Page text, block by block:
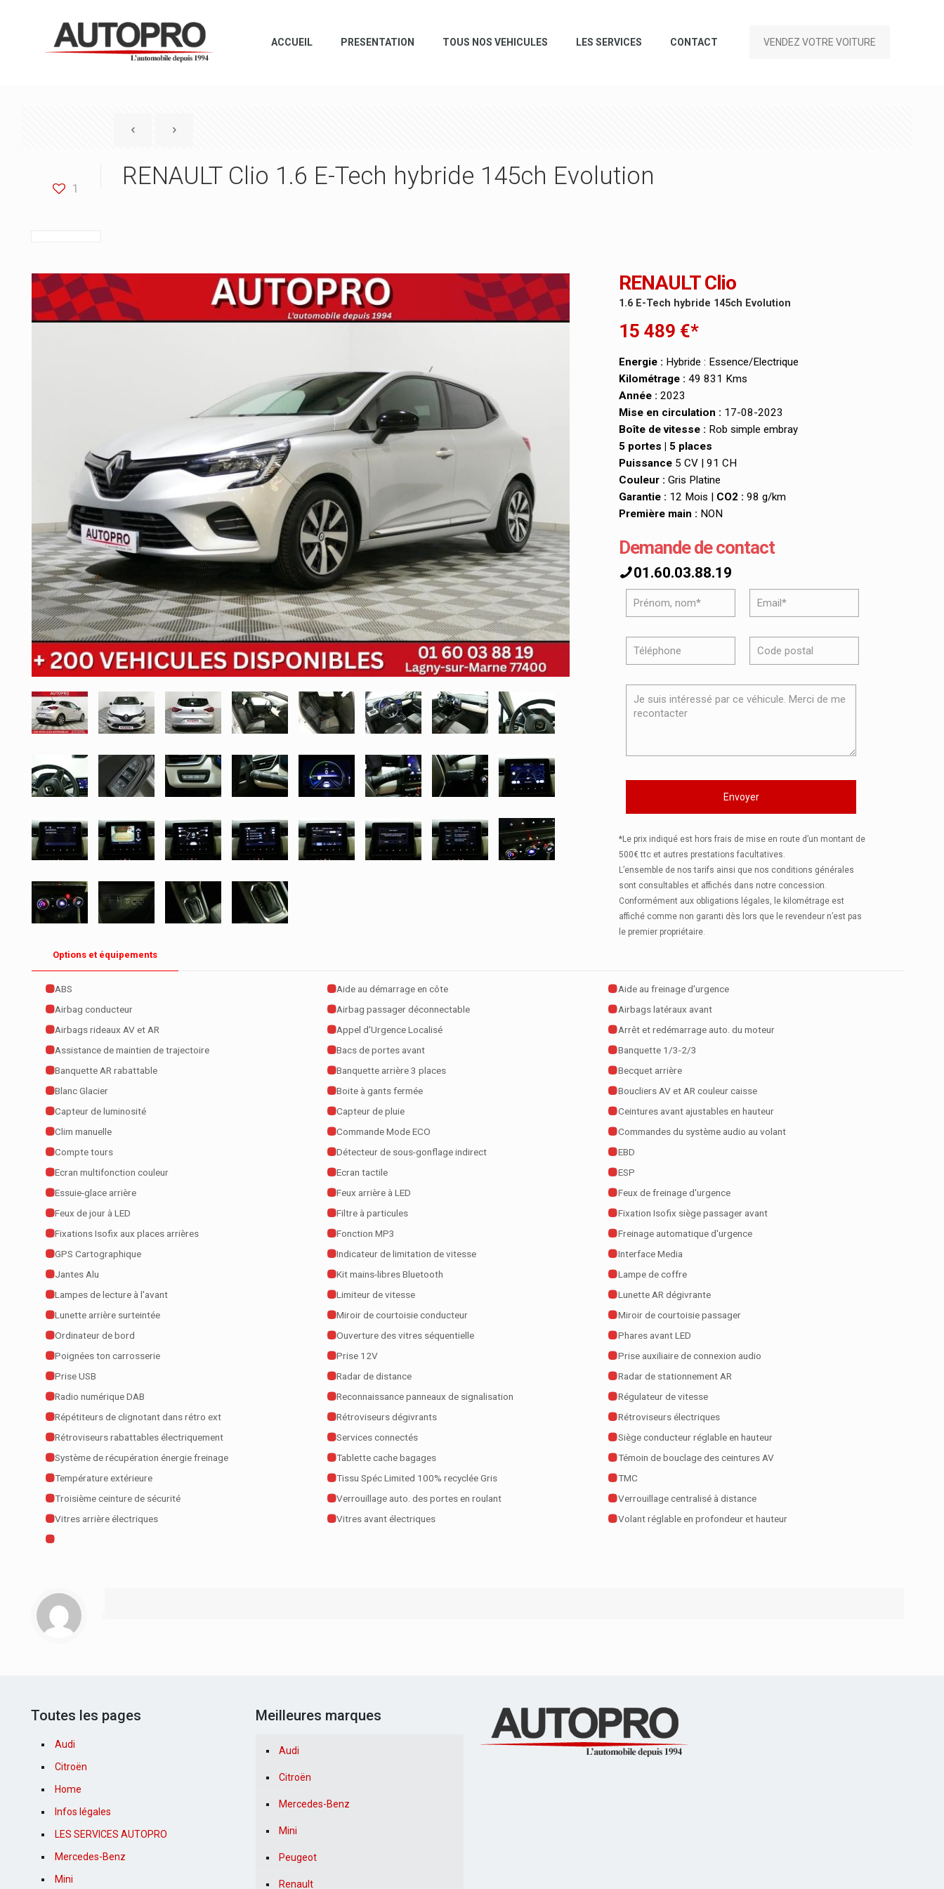
ACCUEIL PRESENTATION TOUS NOS VEHICULES LES SERVICES CONTACT VENDEZ VOTRE VOITURE
1 RENAULT Clio 1.6 E-Tech hybride 145ch Evolution
RENAULT Clio
1.6 E-Tech hybride 145ch Evolution
15 489 €*
Energie : Hybride : Essence/Electrique
Kilométrage : 49 831 Kms
Année : 2023
Mise en circulation : 17-08-2023
Boîte de vitesse : Rob simple embray
5 portes | 5 places
Puissance 5 CV | 91 CH
Couleur : Gris Platine
Garantie : 12 Mois | CO2 : 98 g/km
Première main : NON
Demande de contact
01.60.03.88.19
*Le prix indiqué est hors frais de mise en route d’un montant de
500€ ttc et autres prestations facultatives.
L’ensemble de nos tarifs ainsi que nos conditions générales
sont consultables et affichés dans notre concession.
Conformément aux obligations légales, le kilométrage est
affiché comme non garanti dès lors que le revendeur n’est pas
le premier propriétaire.
Options et équipements
ABS Aide au démarrage en côte
Aide au freinage d'urgence
Airbag conducteur
Airbag passager déconnectable
Airbags latéraux avant
Airbags rideaux AV et AR
Appel d'Urgence Localisé
Arrêt et redémarrage auto. du moteur
Assistance de maintien de trajectoire
Bacs de portes avant
Banquette 1/3-2/3
Banquette AR rabattable
Banquette arrière 3 places
Becquet arrière
Blanc Glacier
Boite à gants fermée
Boucliers AV et AR couleur caisse
Capteur de luminosité
Capteur de pluie
Ceintures avant ajustables en hauteur
Clim manuelle
Commande Mode ECO
Commandes du système audio au volant
Compte tours
Détecteur de sous-gonflage indirect
EBD
Ecran multifonction couleur
Ecran tactile
ESP
Essuie-glace arrière
Feux arrière à LED
Feux de freinage d'urgence
Feux de jour à LED
Filtre à particules
Fixation Isofix siège passager avant
Fixations Isofix aux places arrières
Fonction MP3
Freinage automatique d'urgence
GPS Cartographique
Indicateur de limitation de vitesse
Interface Media
Jantes Alu
Kit mains-libres Bluetooth
Lampe de coffre
Lampes de lecture à l'avant
Limiteur de vitesse
Lunette AR dégivrante
Lunette arrière surteintée
Miroir de courtoisie conducteur
Miroir de courtoisie passager
Ordinateur de bord
Ouverture des vitres séquentielle
Phares avant LED
Poignées ton carrosserie
Prise 12V
Prise auxiliaire de connexion audio
Prise USB
Radar de distance
Radar de stationnement AR
Radio numérique DAB
Reconnaissance panneaux de signalisation
Régulateur de vitesse
Répétiteurs de clignotant dans rétro ext
Rétroviseurs dégivrants
Rétroviseurs électriques
Rétroviseurs rabattables électriquement
Services connectés
Siège conducteur réglable en hauteur
Système de récupération énergie freinage
Tablette cache bagages
Témoin de bouclage des ceintures AV
Température extérieure
Tissu Spéc Limited 100% recyclée Gris
TMC
Troisième ceinture de sécurité
Verrouillage auto. des portes en roulant
Verrouillage centralisé à distance
Vitres arrière électriques
Vitres avant électriques Volant réglable en profondeur et hauteur
Toutes les pages
Audi
Citroën
Home
Infos légales
LES SERVICES AUTOPRO
Mercedes-Benz
Mini
Meilleures marques
Audi
Citroën
Mercedes-Benz
Mini
Peugeot
Renault